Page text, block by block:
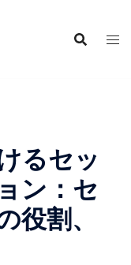
るセッ
ン：セ
役割、